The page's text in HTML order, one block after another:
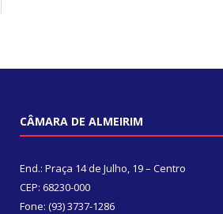
CÂMARA DE ALMEIRIM
End.: Praça 14 de Julho, 19 – Centro
CEP: 68230-000
Fone: (93) 3737-1286